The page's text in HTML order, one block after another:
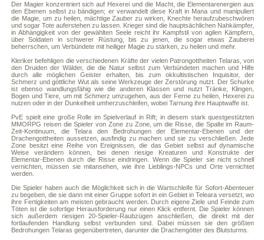
Der Magier konzentriert sich auf Hexerei und die Macht, die Elementarenergien aus
den Ebenen selbst zu bändigen; er verwandelt diese Kraft in Mana und manipuliert
die Magie, um zu heilen, mächtige Zauber zu wirken, Knechte heraufzubeschwören
und sogar Tote auferstehen zu lassen. Krieger sind die hauptsächlichen Nahkämpfer,
in Abhängigkeit von der gewählten Seele reicht ihr Kampfstil von agilen Kämpfern,
über Soldaten in schwerer Rüstung, bis zu jenen, die sogar etwas Zauberei
beherrschen, um Verbündete mit heiliger Magie zu stärken, zu heilen und mehr.
Kleriker befehligen die verschiedenen Kräfte der vielen Patrongottheiten Telaras, von
den Druiden der Wälder, die die Natur selbst zum Verbündeten machen und Hilfe
durch alle möglichen Geister erhalten, bis zum okkultistischen Inquisitor, der
Schmerz und göttliche Wut als seine Werkzeuge der Zerstörung nutzt. Der Schurke
ist ebenso wandlungsfähig wie die anderen Klassen und nutzt Tränke, Klingen,
Bogen und Tiere, um mit Schmerz umzugehen, aus der Ferne zu heilen, Hexerei zu
nutzen oder in der Dunkelheit umherzuschleifen, wobei Tarnung ihre Hauptwaffe ist.
PvE spielt eine große Rolle im Spielverlauf in Rift; in diesem stark questgestützten
MMORPG reisen die Spieler von Zone zu Zone, um die Risse, die Spalte im Raum-
Zeit-Kontinuum, die Telara den Bedrohungen der Elementar-Ebenen und der
Drachengottheiten aussetzen, ausfindig zu machen und sie zu verschließen. Jede
Zone besitzt eine Reihe von Ereignissen, die das Gebiet selbst auf dynamische
Weise verändern können, bei denen riesige Kreaturen und Konstrukte der
Elementar-Ebenen durch die Risse eindringen. Wenn die Spieler sie nicht schnell
vernichten, müssen sie mitansehen, wie ihre Lieblings-NPCs und Orte vernichtet
werden.
Die Spieler haben auch die Möglichkeit sich in die Wartschleife für Sofort-Abenteuer
zu begeben, die sie dann mit einer Gruppe sofort in ein Gebiet in Teleara versetzt, wo
ihre Fertigkeiten am meisten gebraucht werden. Durch eigene Ziele und Feinde zum
Töten ist die sofortige Herausforderung nur einen Klick entfernt. Die Spieler können
sich außerdem riesigen 20-Spieler-Raubzügen anschließen, die direkt mit der
fortlaufenden Handlung selbst verbunden sind. Dabei müssen sie den größten
Bedrohungen Telaras gegenübertreten, darunter die Drachengötter des Blutsturms.